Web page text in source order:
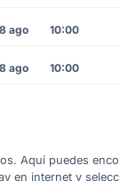
8 ago 10:00
8 ago 10:00
Aquí puedes
en internet y